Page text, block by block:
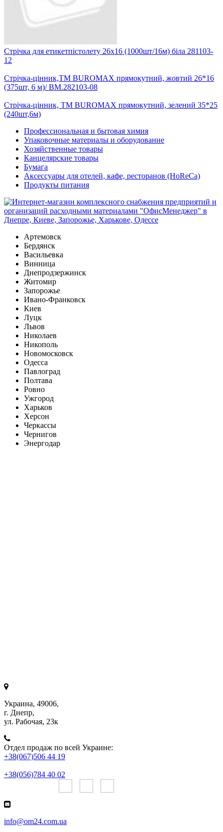
Стрічка для етикетпістолету 26х16 (1000шт/16м) біла 281103-
12
Стрічка-цінник,ТМ BUROMAX прямокутний, жовтий 26*16
(375шт, 6 м)/ BM.282103-08
Стрічка-цінник, ТМ BUROMAX прямокутний, зелений 35*25
(240шт,6м)
Профессиональная и бытовая химия
Упаковочные материалы и оборудование
Хозяйственные товары
Канцелярские товары
Бумага
Аксессуары для отелей, кафе, ресторанов (HoReCa)
Продукты питания
Артемовск
Бердянск
Васильевка
Винница
Днепродзержинск
Житомир
Запорожье
Ивано-Франковск
Киев
Луцк
Львов
Николаев
Никополь
Новомосковск
Одесса
Павлоград
Полтава
Ровно
Ужгород
Харьков
Херсон
Черкассы
Чернигов
Энергодар
Украина, 49006,
г. Днепр,
ул. Рабочая, 23к
Отдел продаж по всей Украине:
+38(067)506 44 19
+38(056)784 40 02
info@om24.com.ua